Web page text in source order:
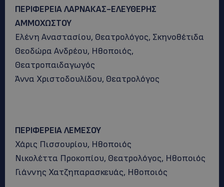
ΠΕΡΙΦΕΡΕΙΑ ΛΑΡΝΑΚΑΣ-ΕΛΕΥΘΕΡΗΣ
ΑΜΜΟΧΩΣΤΟΥ
Ελένη Αναστασίου, Θεατρολόγος, Σκηνοθέτιδα
Θεοδώρα Ανδρέου, Ηθοποιός,
Θεατροπαιδαγωγός
Άννα Χριστοδουλίδου, Θεατρολόγος
ΠΕΡΙΦΕΡΕΙΑ ΛΕΜΕΣΟΥ
Χάρις Πισσουρίου, Ηθοποιός
Νικολέττα Προκοπίου, Θεατρολόγος, Ηθοποιός
Γιάννης Χατζηπαρασκευάς, Ηθοποιός